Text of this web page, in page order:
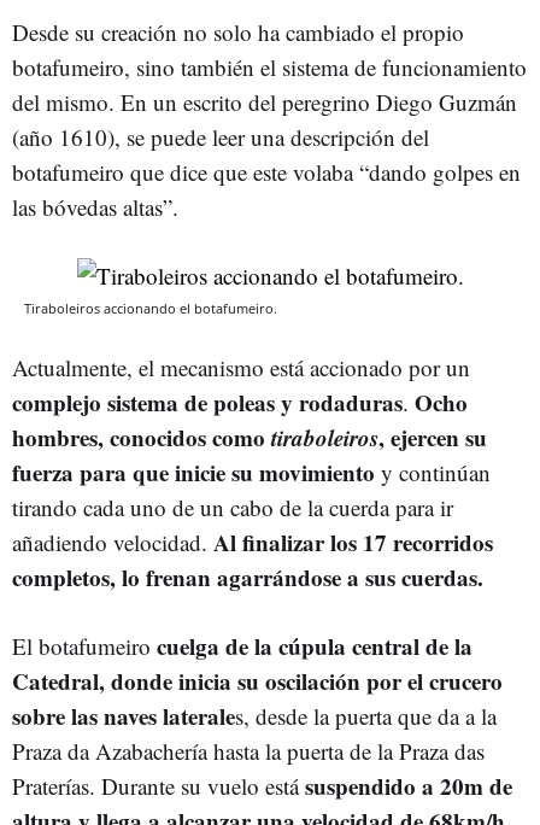
Desde su creación no solo ha cambiado el propio
botafumeiro, sino también el sistema de funcionamiento
del mismo. En un escrito del peregrino Diego Guzmán
(año 1610), se puede leer una descripción del
botafumeiro que dice que este volaba “dando golpes en
las bóvedas altas”.
Tiraboleiros accionando el botafumeiro.
Actualmente, el mecanismo está accionado por un
complejo sistema de poleas y rodaduras. Ocho
hombres, conocidos comotiraboleiros, ejercen su
fuerza para que inicie su movimiento y continúan
tirando cada uno de un cabo de la cuerda para ir
añadiendo velocidad. Al finalizar los 17 recorridos
completos, lo frenan agarrándose a sus cuerdas.
El botafumeiro cuelga de la cúpula central de la
Catedral, donde inicia su oscilación por el crucero
sobre las naves laterales, desde la puerta que da a la
Praza da Azabachería hasta la puerta de la Praza das
Praterías. Durante su vuelo estásuspendido a 20m de